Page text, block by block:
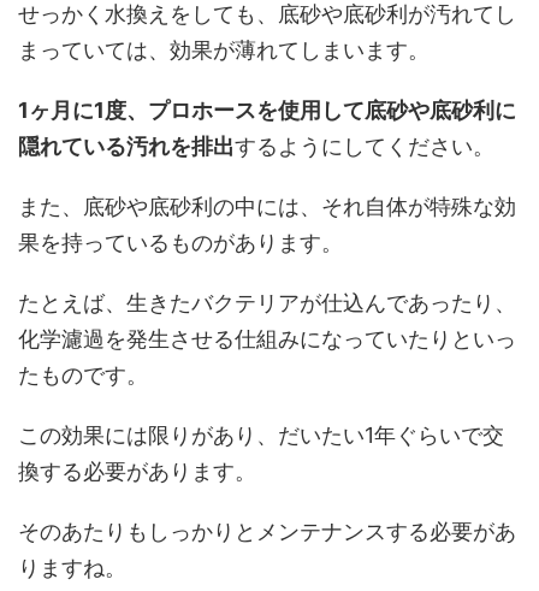
せっかく水換えをしても、底砂や底砂利が汚れてし
まっていては、効果が薄れてしまいます。
1ヶ月に1度、プロホースを使用して底砂や底砂利に
隠れている汚れを排出するようにしてください。
また、底砂や底砂利の中には、それ自体が特殊な効
果を持っているものがあります。
たとえば、生きたバクテリアが仕込んであったり、
化学濾過を発生させる仕組みになっていたりといっ
たものです。
この効果には限りがあり、だいたい1年ぐらいで交
換する必要があります。
そのあたりもしっかりとメンテナンスする必要があ
りますね。